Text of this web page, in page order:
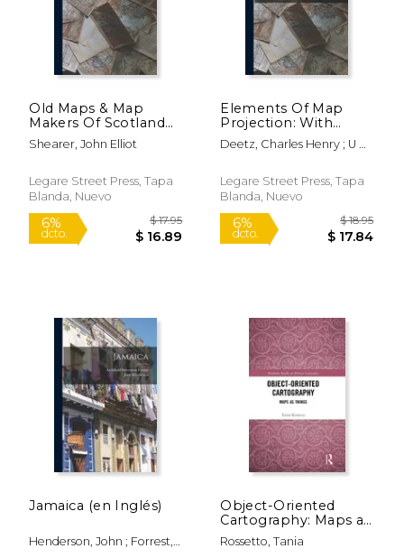
dcto. $ 26.31
6%
dcto.
Old Maps & Map
Makers Of Scotland
(en Inglés)
Shearer, John Elliot
Legare Street Press, Tapa
Blanda, Nuevo
Elements Of Map
Projection: With
Applications To Map
And Chart
Inglés)
Deetz, Charles Henry ; U S
Survey ; Oscar Sherman
Adams
Legare Street Press, Tapa
Blanda, Nuevo
Jamaica (en Inglés)
Henderson, John ; Forrest,
Object-Oriented
Cartography: Maps as
Things (Routledge
Studies in Human
Rossetto, Tania